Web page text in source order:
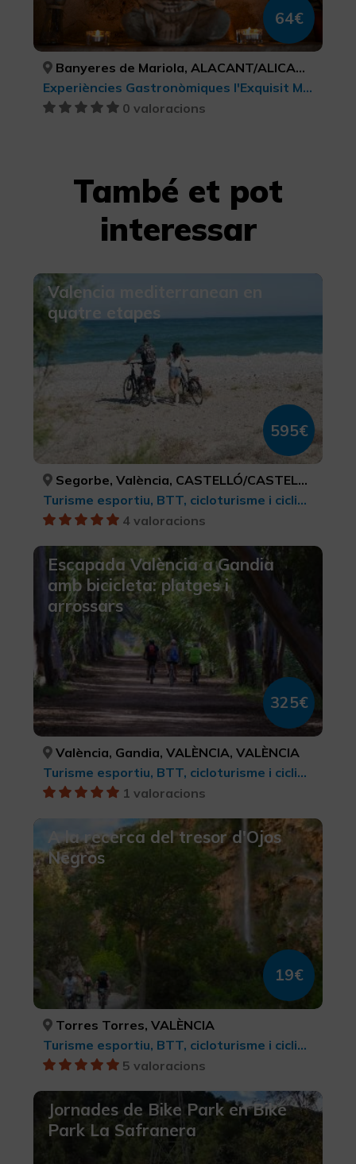
64€
Banyeres de Mariola, ALACANT/ALICANTE
Experiències Gastronòmiques l'Exquisit Mediterrani, Turisme gastronòmic, Turisme d'oci i diversió, Bellesa i salut
0 valoracions
També et pot
interessar
Valencia mediterranean en
quatre etapes
595€
Segorbe, València, CASTELLÓ/CASTELLÓN, VALÈNCIA
Turisme esportiu, BTT, cicloturisme i ciclisme
4 valoracions
Escapada València a Gandia
amb bicicleta: platges i
arrossars
325€
València, Gandia, VALÈNCIA, VALÈNCIA
Turisme esportiu, BTT, cicloturisme i ciclisme
1 valoracions
A la recerca del tresor d'Ojos
Negros
19€
Torres Torres, VALÈNCIA
Turisme esportiu, BTT, cicloturisme i ciclisme
5 valoracions
Jornades de Bike Park en Bike
Park La Safranera